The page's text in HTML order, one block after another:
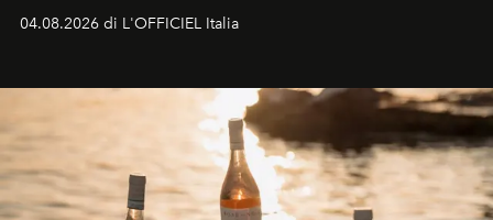
colonna sonora della stagione.
04.08.2026 di L'OFFICIEL Italia